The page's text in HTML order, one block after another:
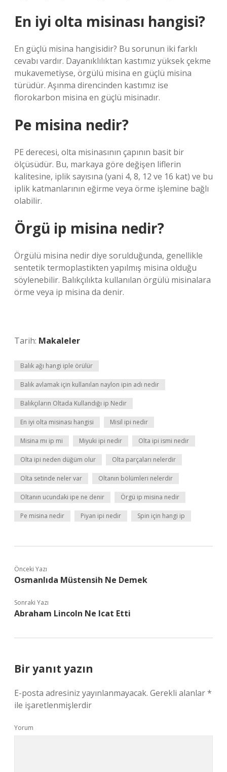
En iyi olta misinası hangisi?
En güçlü misina hangisidir? Bu sorunun iki farklı
cevabı vardır. Dayanıklılıktan kastımız yüksek çekme
mukavemetiyse, örgülü misina en güçlü misina
türüdür. Aşınma direncinden kastımız ise
florokarbon misina en güçlü misinadır.
Pe misina nedir?
PE derecesi, olta misinasının çapının basit bir
ölçüsüdür. Bu, markaya göre değişen liflerin
kalitesine, iplik sayısına (yani 4, 8, 12 ve 16 kat) ve bu
iplik katmanlarının eğirme veya örme işlemine bağlı
olabilir.
Örgü ip misina nedir?
Örgülü misina nedir diye sorulduğunda, genellikle
sentetik termoplastikten yapılmış misina olduğu
söylenebilir. Balıkçılıkta kullanılan örgülü misinalara
örme veya ip misina da denir.
Tarih: Makaleler
Balık ağı hangi iple örülür
Balık avlamak için kullanılan naylon ipin adı nedir
Balıkçıların Oltada Kullandığı ip Nedir
En iyi olta misinası hangisi Misil ipi nedir
Misina mı ip mi Miyuki ipi nedir Olta ipi ismi nedir
Olta ipi neden düğüm olur Olta parçaları nelerdir
Olta setinde neler var Oltanın bölümleri nelerdir
Oltanın ucundaki ipe ne denir Örgü ip misina nedir
Pe misina nedir Piyan ipi nedir Spin için hangi ip
Önceki Yazı
Osmanlıda Müstensih Ne Demek
Sonraki Yazı
Abraham Lincoln Ne Icat Etti
Bir yanıt yazın
E-posta adresiniz yayınlanmayacak. Gerekli alanlar*
ile işaretlenmişlerdir
Yorum